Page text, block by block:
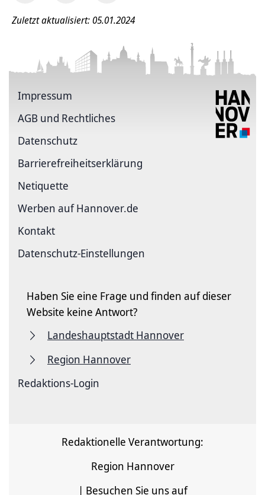
Zuletzt aktualisiert: 05.01.2024
Impressum
AGB und Rechtliches
Datenschutz
Barriere­freiheits­erklärung
Netiquette
Werben auf Hannover.de
Kontakt
Datenschutz-Einstellungen
Haben Sie eine Frage und finden auf dieser
Website keine Antwort?
Landeshauptstadt Hannover
Region Hannover
Redaktions-Login
Redaktionelle Verantwortung:
Region Hannover
| Besuchen Sie uns auf